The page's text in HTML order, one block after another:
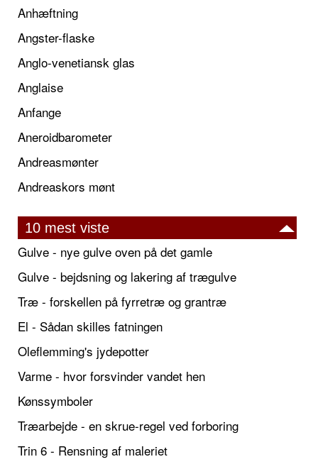
Anhæftning
Angster-flaske
Anglo-venetiansk glas
Anglaise
Anfange
Aneroidbarometer
Andreasmønter
Andreaskors mønt
10 mest viste
Gulve - nye gulve oven på det gamle
Gulve - bejdsning og lakering af trægulve
Træ - forskellen på fyrretræ og grantræ
El - Sådan skilles fatningen
Oleflemming's jydepotter
Varme - hvor forsvinder vandet hen
Kønssymboler
Træarbejde - en skrue-regel ved forboring
Trin 6 - Rensning af maleriet